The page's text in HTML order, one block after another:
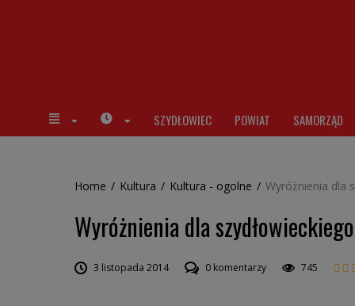
SZYDŁOWIEC POWIAT SAMORZĄD
Home / Kultura / Kultura - ogolne / Wyróżnienia dla
Wyróżnienia dla
3 listopada 2014 0 komentarzy 745